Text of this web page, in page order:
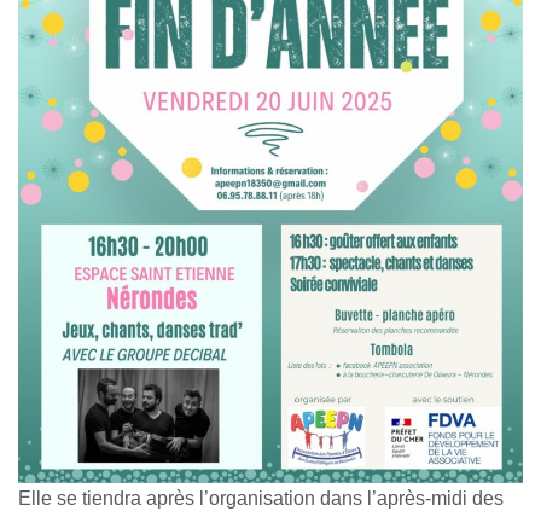
Elle se tiendra après l’organisation dans l’après-midi des